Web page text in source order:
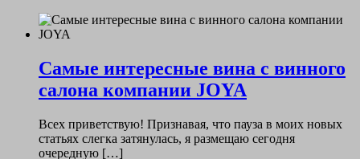
Самые интересные вина с винного
салона компании JOYA
Всех приветствую! Признавая, что пауза в моих новых
статьях слегка затянулась, я размещаю сегодня
очередную […]